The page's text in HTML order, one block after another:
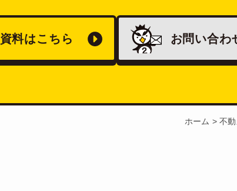
資料はこちら お問い合わ
ホーム >不